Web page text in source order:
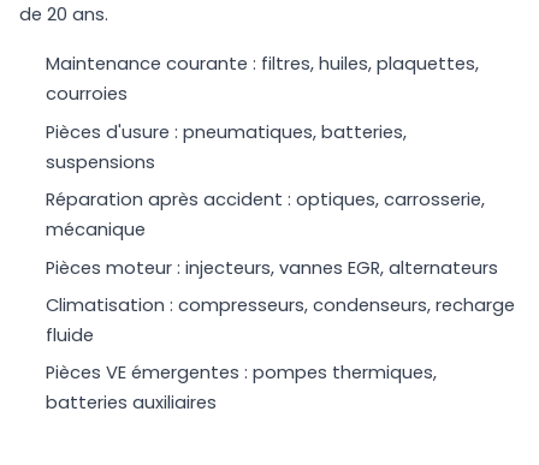
de 20 ans.
Maintenance courante : filtres, huiles, plaquettes,
courroies
Pièces d'usure : pneumatiques, batteries,
suspensions
Réparation après accident : optiques, carrosserie,
mécanique
Pièces moteur : injecteurs, vannes EGR, alternateurs
Climatisation : compresseurs, condenseurs, recharge
fluide
Pièces VE émergentes : pompes thermiques,
batteries auxiliaires